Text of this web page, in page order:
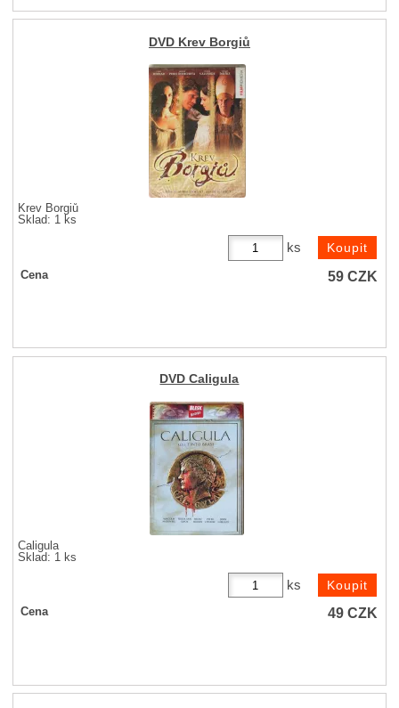
DVD Krev Borgiů
Krev Borgiů
Sklad: 1 ks
ks
Cena 59CZK
DVD Caligula
Caligula
Sklad: 1 ks
ks
Cena 49CZK